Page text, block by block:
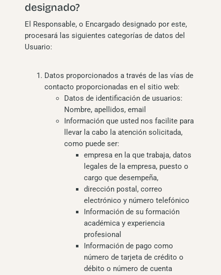
designado?
El Responsable, o Encargado designado por este,
procesará las siguientes categorías de datos del
Usuario:
Datos proporcionados a través de las vías de
contacto proporcionadas en el sitio web:
Datos de identificación de usuarios:
Nombre, apellidos, email
Información que usted nos facilite para
llevar la cabo la atención solicitada,
como puede ser:
empresa en la que trabaja, datos
legales de la empresa, puesto o
cargo que desempeña,
dirección postal, correo
electrónico y número telefónico
Información de su formación
académica y experiencia
profesional
Información de pago como
número de tarjeta de crédito o
débito o número de cuenta